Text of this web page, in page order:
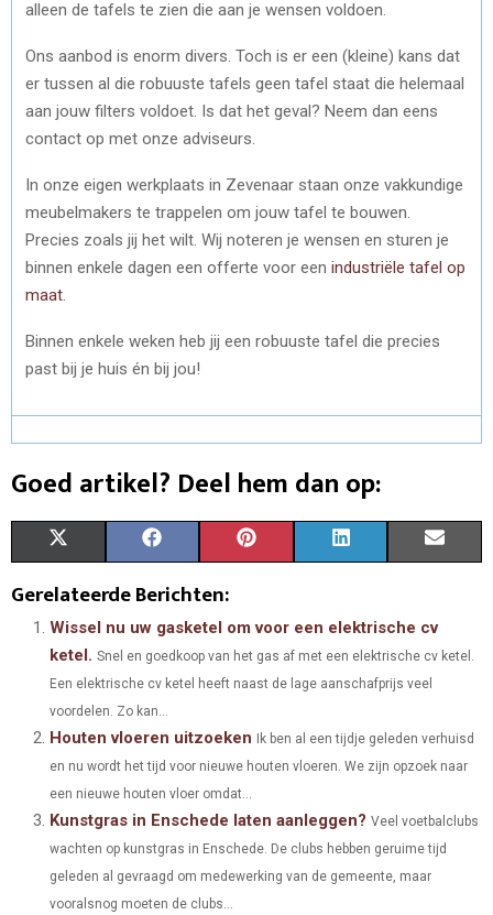
alleen de tafels te zien die aan je wensen voldoen.
Ons aanbod is enorm divers. Toch is er een (kleine) kans dat
er tussen al die robuuste tafels geen tafel staat die helemaal
aan jouw filters voldoet. Is dat het geval? Neem dan eens
contact op met onze adviseurs.
In onze eigen werkplaats in Zevenaar staan onze vakkundige
meubelmakers te trappelen om jouw tafel te bouwen.
Precies zoals jij het wilt. Wij noteren je wensen en sturen je
binnen enkele dagen een offerte voor een industriële tafel op
maat
Binnen enkele weken heb jij een robuuste tafel die precies
past bij je huis én bij jou!
Goed artikel? Deel hem dan op:
R
O
T
W
T
E
R
)
R
O
C
E
O
K
R
O
N
T
R
S
T
A
R
O
N
K
D
N
R
O
I
Gerelateerde Berichten:
Wissel nu uw gasketel om voor een elektrische cv
ketel. Snel en goedkoop van het gas af met een elektrische cv ketel.
Een elektrische cv ketel heeft naast de lage aanschafprijs veel
voordelen. Zo kan...
Houten vloeren uitzoeken Ik ben al een tijdje geleden verhuisd
en nu wordt het tijd voor nieuwe houten vloeren. We zijn opzoek naar
een nieuwe houten vloer omdat...
Kunstgras in Enschede laten aanleggen? Veel voetbalclubs
wachten op kunstgras in Enschede. De clubs hebben geruime tijd
geleden al gevraagd om medewerking van de gemeente, maar
vooralsnog moeten de clubs...